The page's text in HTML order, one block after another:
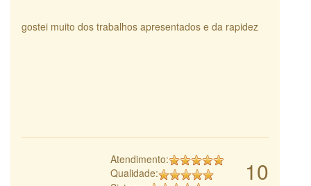
gostei muito dos trabalhos apresentados e da rapidez
10
Atendimento:
Qualidade: